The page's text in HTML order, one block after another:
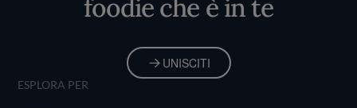
foodie che è in te
UNISCITI
ESPLORA PER